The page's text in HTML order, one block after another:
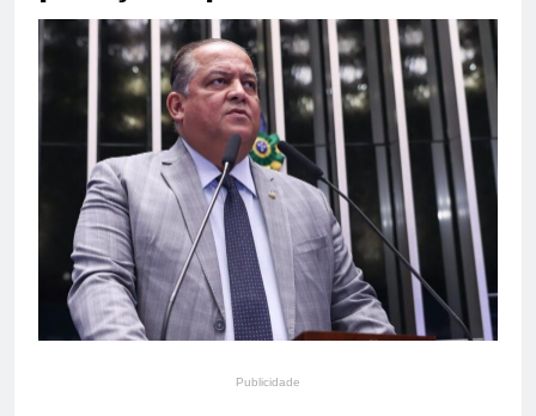
Departamento de Estado
4 Dias Ago
Streaming em julho: os
10 filmes mais
comentados do mês
4 Dias Ago
Publicidade